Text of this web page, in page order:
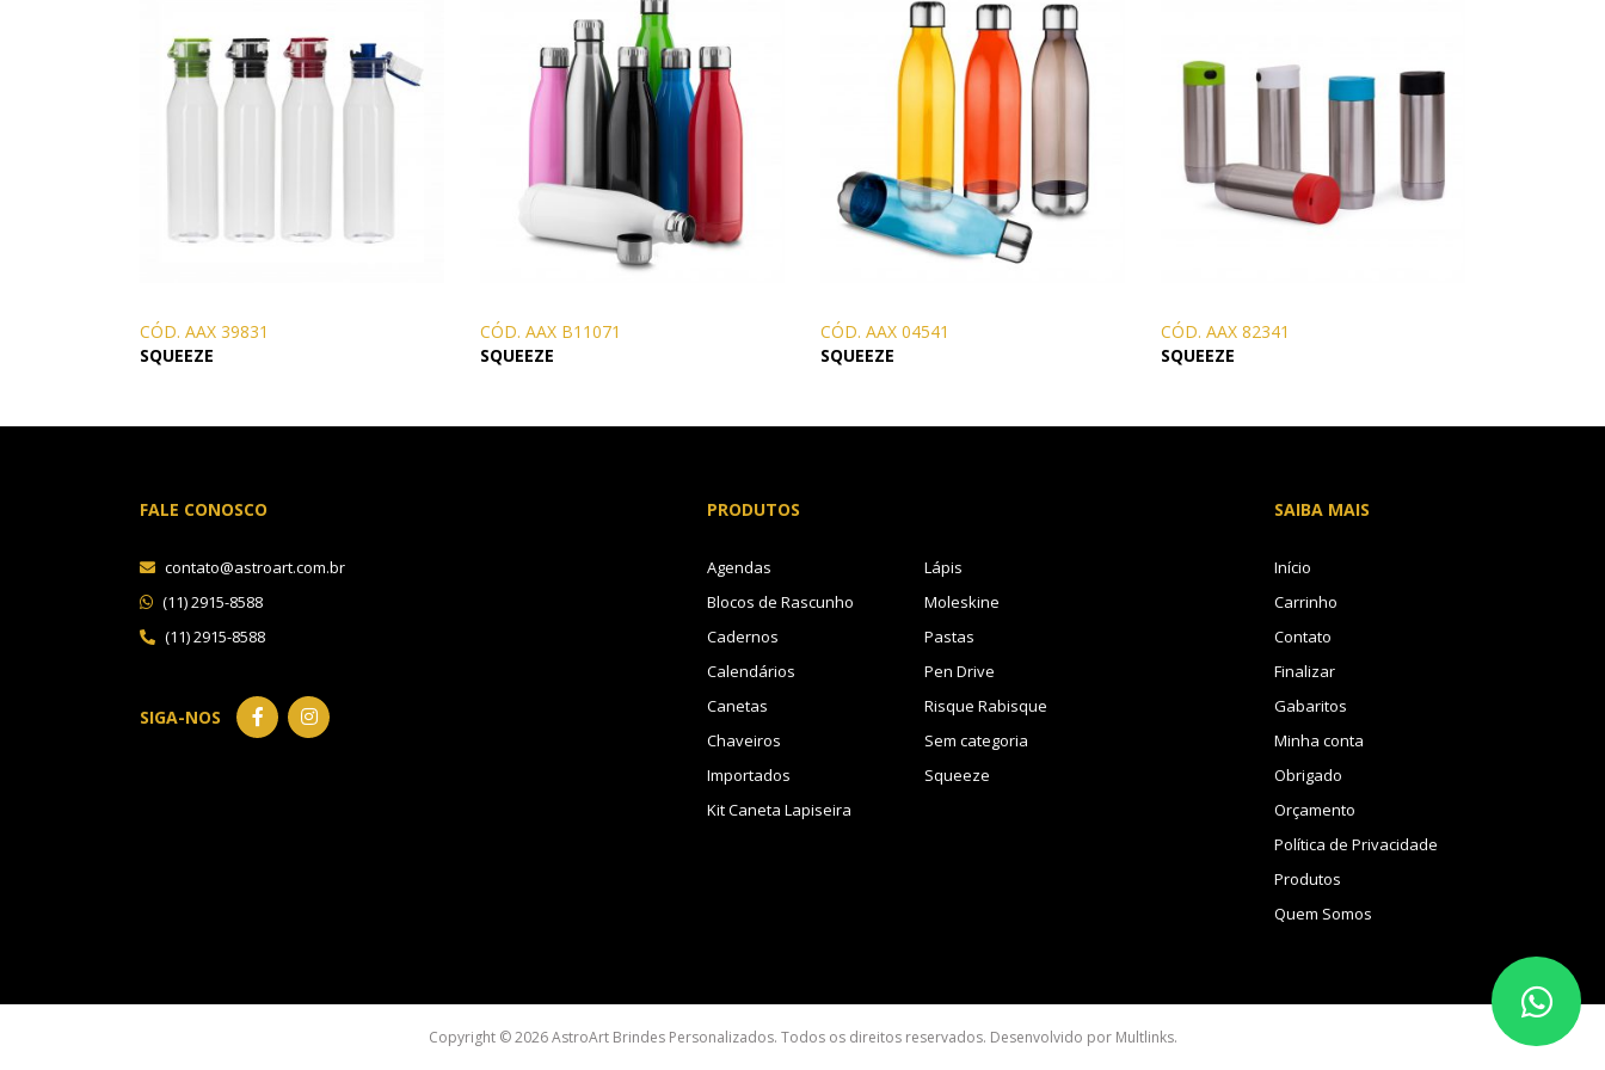
CÓD. AAX 39831
SQUEEZE
CÓD. AAX B11071
SQUEEZE
CÓD. AAX 04541
SQUEEZE
CÓD. AAX 82341
SQUEEZE
FALE CONOSCO
contato@astroart.com.br
(11) 2915-8588
(11) 2915-8588
SIGA-NOS
PRODUTOS
Agendas
Blocos de Rascunho
Cadernos
Calendários
Canetas
Chaveiros
Importados
Kit Caneta Lapiseira
Lápis
Moleskine
Pastas
Pen Drive
Risque Rabisque
Sem categoria
Squeeze
SAIBA MAIS
Início
Carrinho
Contato
Finalizar
Gabaritos
Minha conta
Obrigado
Orçamento
Política de Privacidade
Produtos
Quem Somos
Copyright © 2026 AstroArt Brindes Personalizados. Todos os direitos reservados. Desenvolvido por Multlinks.